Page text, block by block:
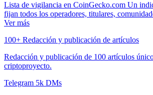
Lista de vigilancia en CoinGecko.com Un
fijan todos los operadores, titulares,
Ver más
100+ Redacción y publicación de artículos
Redacción y publicación de 100 artículos
criptoproyecto.
Telegram 5k DMs